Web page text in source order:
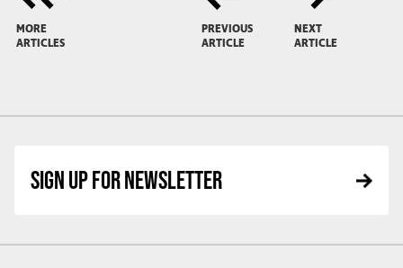
MORE
ARTICLES
PREVIOUS
ARTICLE
NEXT
ARTICLE
SIGN UP FOR NEWSLETTER